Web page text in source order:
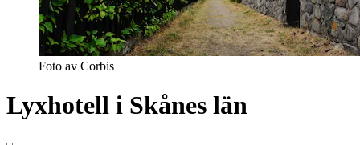
Foto av Corbis
Lyxhotell i Skånes län